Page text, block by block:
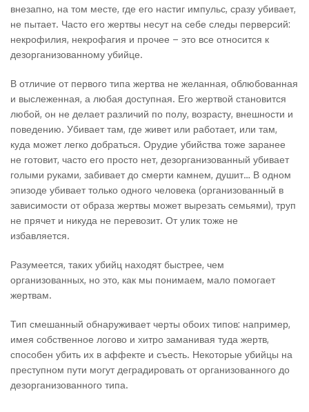
внезапно, на том месте, где его настиг импульс, сразу убивает,
не пытает. Часто его жертвы несут на себе следы перверсий:
некрофилия, некрофагия и прочее – это все относится к
дезорганизованному убийце.
В отличие от первого типа жертва не желанная, облюбованная
и выслеженная, а любая доступная. Его жертвой становится
любой, он не делает различий по полу, возрасту, внешности и
поведению. Убивает там, где живет или работает, или там,
куда может легко добраться. Орудие убийства тоже заранее
не готовит, часто его просто нет, дезорганизованный убивает
голыми руками, забивает до смерти камнем, душит… В одном
эпизоде убивает только одного человека (организованный в
зависимости от образа жертвы может вырезать семьями), труп
не прячет и никуда не перевозит. От улик тоже не
избавляется.
Разумеется, таких убийц находят быстрее, чем
организованных, но это, как мы понимаем, мало помогает
жертвам.
Тип смешанный обнаруживает черты обоих типов: например,
имея собственное логово и хитро заманивая туда жертв,
способен убить их в аффекте и съесть. Некоторые убийцы на
преступном пути могут деградировать от организованного до
дезорганизованного типа.